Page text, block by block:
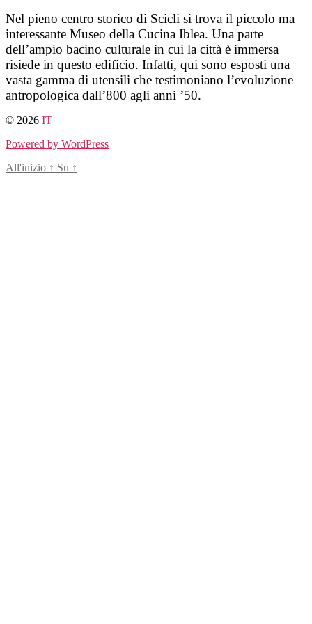
Salta
al
contenuto
Nel pieno centro storico di Scicli si trova il piccolo ma
interessante Museo della Cucina Iblea. Una parte
dell’ampio bacino culturale in cui la città è immersa
risiede in questo edificio. Infatti, qui sono esposti una
vasta gamma di utensili che testimoniano l’evoluzione
antropologica dall’800 agli anni ’50.
© 2026 IT
Powered by WordPress
All'inizio ↑ Su ↑